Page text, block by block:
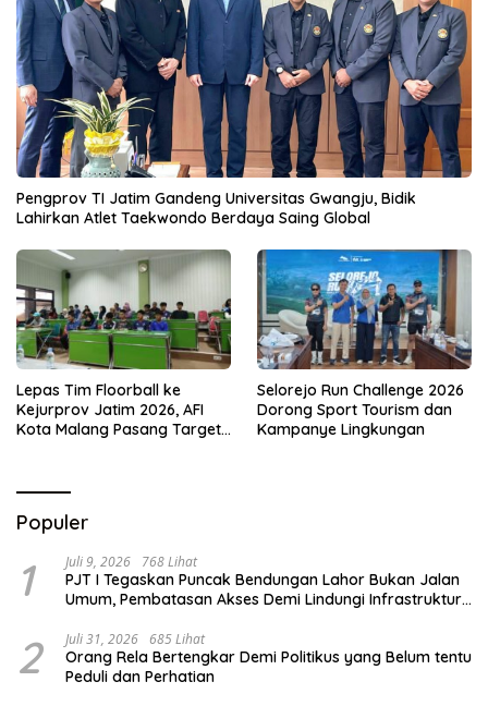
Pengprov TI Jatim Gandeng Universitas Gwangju, Bidik
Lahirkan Atlet Taekwondo Berdaya Saing Global
Lepas Tim Floorball ke
Kejurprov Jatim 2026, AFI
Kota Malang Pasang Target
Selorejo Run Challenge 2026
Dorong Sport Tourism dan
Kampanye Lingkungan
Populer
1 Juli 9, 2026 768 Lihat
PJT I Tegaskan Puncak Bendungan Lahor Bukan Jalan
Umum, Pembatasan Akses Demi Lindungi Infrastruktur
2 Juli 31, 2026 685 Lihat
Orang Rela Bertengkar Demi Politikus yang Belum tentu
Peduli dan Perhatian